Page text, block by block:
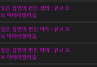
짙은 심연의 편린 상의 : 큐브 오
브 마테리얼리즘
짙은 심연의 편린 어깨 : 큐브 오
브 마테리얼리즘
짙은 심연의 편린 하의 : 큐브 오
브 마테리얼리즘